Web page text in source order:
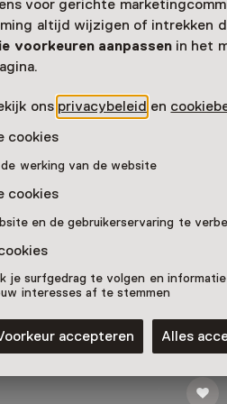
voor gerichte
altijd wijzigen of intrekken
voorkeuren aanpassenin het
ons privacybeleid en
cookies
werking van de website
cookies
en de gebruikerservaring te
je surfgedrag te volgen en
interesses af te stemmen
accepteren Alles
in